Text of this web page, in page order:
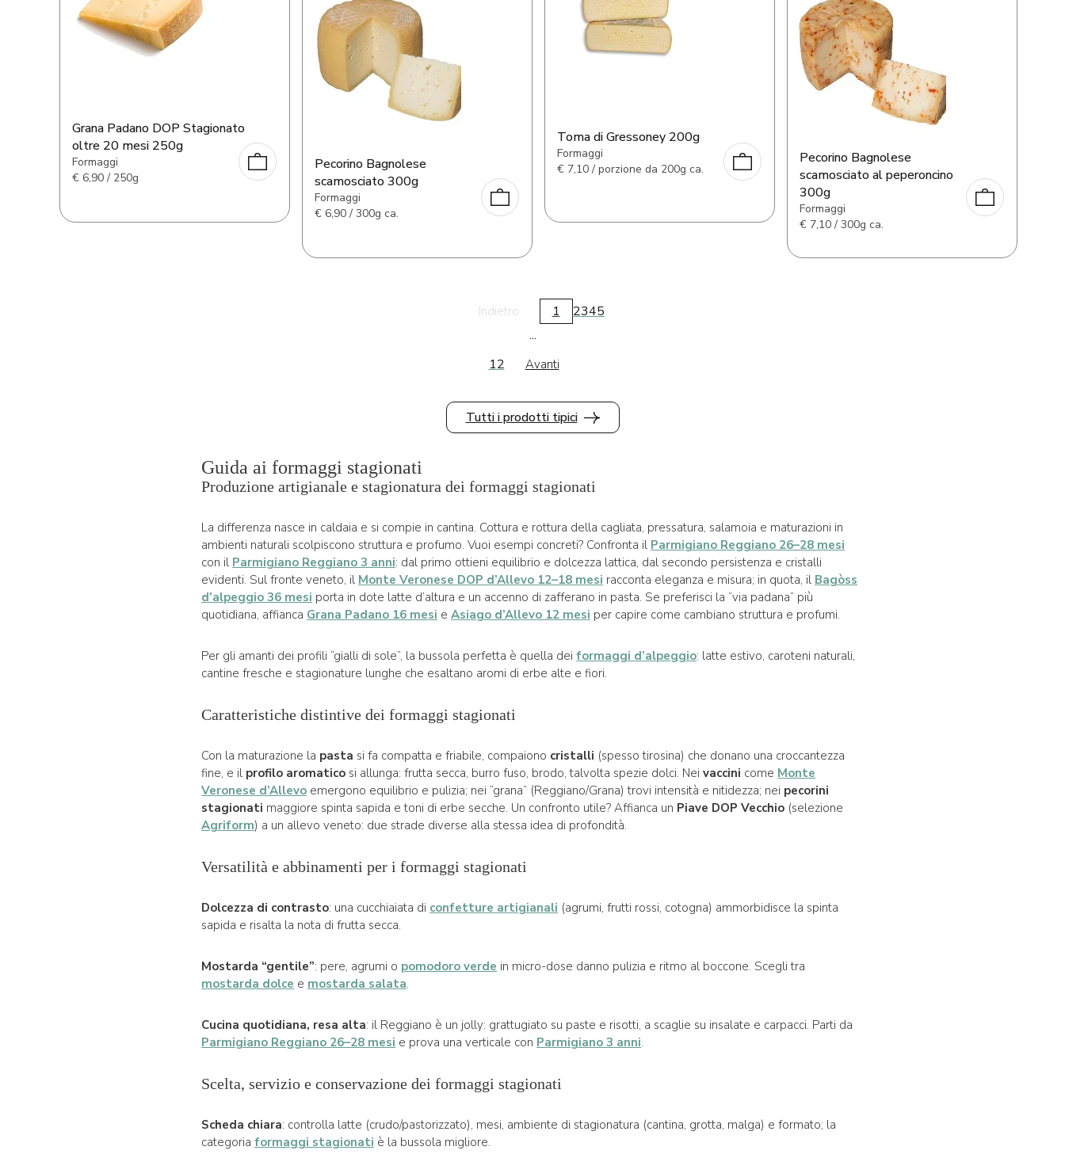
Grana Padano DOP Stagionato
oltre 20 mesi 250g
Formaggi
€ 6,90 / 250g
Pecorino Bagnolese
scamosciato 300g
Formaggi
€ 6,90 / 300g ca.
Toma di Gressoney 200g
Formaggi
€ 7,10 / porzione da 200g ca.
Pecorino Bagnolese
scamosciato al peperoncino
300g
Formaggi
€ 7,10 / 300g ca.
Indietro 1 2345
...
12
Avanti
Tutti i prodotti tipici
Guida ai formaggi stagionati
Produzione artigianale e stagionatura dei formaggi stagionati
La differenza nasce in caldaia e si compie in cantina. Cottura e rottura della cagliata, pressatura, salamoia e maturazioni in
ambienti naturali scolpiscono struttura e profumo. Vuoi esempi concreti? Confronta il Parmigiano Reggiano 26–28 mesi
con il Parmigiano Reggiano 3 anni: dal primo ottieni equilibrio e dolcezza lattica, dal secondo persistenza e cristalli
evidenti. Sul fronte veneto, il Monte Veronese DOP d’Allevo 12–18 mesi racconta eleganza e misura; in quota, il Bagòss
d’alpeggio 36 mesi porta in dote latte d’altura e un accenno di zafferano in pasta. Se preferisci la “via padana” più
quotidiana, affianca Grana Padano 16 mesi eAsiago d’Allevo 12 mesi per capire come cambiano struttura e profumi.
Per gli amanti dei profili “gialli di sole”, la bussola perfetta è quella deiformaggi d’alpeggio: latte estivo, caroteni naturali,
cantine fresche e stagionature lunghe che esaltano aromi di erbe alte e fiori.
Caratteristiche distintive dei formaggi stagionati
Con la maturazione la pasta si fa compatta e friabile, compaiono cristalli (spesso tirosina) che donano una croccantezza
fine, e il profilo aromatico si allunga: frutta secca, burro fuso, brodo, talvolta spezie dolci. Neivaccini come Monte
Veronese d’Allevo emergono equilibrio e pulizia; nei “grana” (Reggiano/Grana) trovi intensità e nitidezza; nei pecorini
stagionati maggiore spinta sapida e toni di erbe secche. Un confronto utile? Affianca un Piave DOP Vecchio (selezione
Agriform) a un allevo veneto: due strade diverse alla stessa idea di profondità.
Versatilità e abbinamenti per i formaggi stagionati
Dolcezza di contrasto: una cucchiaiata di confetture artigianali (agrumi, frutti rossi, cotogna) ammorbidisce la spinta
sapida e risalta la nota di frutta secca.
Mostarda “gentile”: pere, agrumi o pomodoro verde in micro-dose danno pulizia e ritmo al boccone. Scegli tra
mostarda dolce e mostarda salata.
Cucina quotidiana, resa alta: il Reggiano è un jolly: grattugiato su paste e risotti, a scaglie su insalate e carpacci. Parti da
Parmigiano Reggiano 26–28 mesi e prova una verticale con Parmigiano 3 anni.
Scelta, servizio e conservazione dei formaggi stagionati
Scheda chiara: controlla latte (crudo/pastorizzato), mesi, ambiente di stagionatura (cantina, grotta, malga) e formato; la
categoriaformaggi stagionati è la bussola migliore.